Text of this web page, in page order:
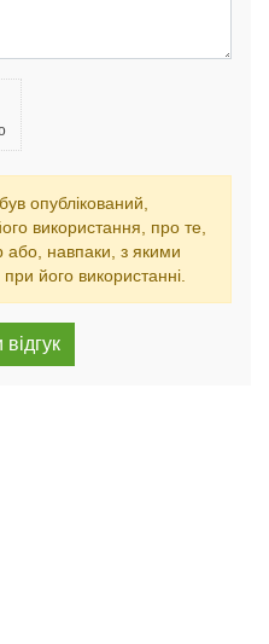
опублікований,
використання, про те,
навпаки, з якими
його використанні.